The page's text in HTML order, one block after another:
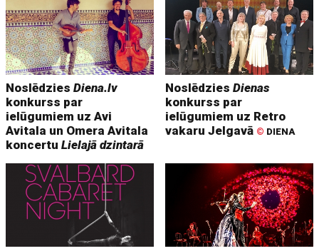
NoslēdziesDiena.lv
konkurss par
ielūgumiem uz Avi
Avitala un Omera Avitala
koncertuLielajā dzintarā
NoslēdziesDienas
konkurss par
ielūgumiem uz Retro
vakaru Jelgavā © DIENA